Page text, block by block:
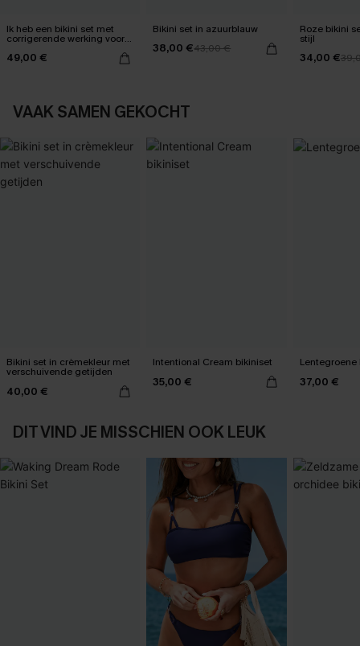
Ik heb een bikini set met
corrigerende werking voor
mijn buik gekregen.
49,00 €
Bikini set in azuurblauw
38,00 €43,00 €
Roze bikini set
stijl
34,00 €
VAAK SAMEN GEKOCHT
Bikini set in crèmekleur met
verschuivende getijden
40,00 €
Intentional Cream bikiniset
35,00 €
Lentegroene
37,00 €
DIT VIND JE MISSCHIEN OOK LEUK